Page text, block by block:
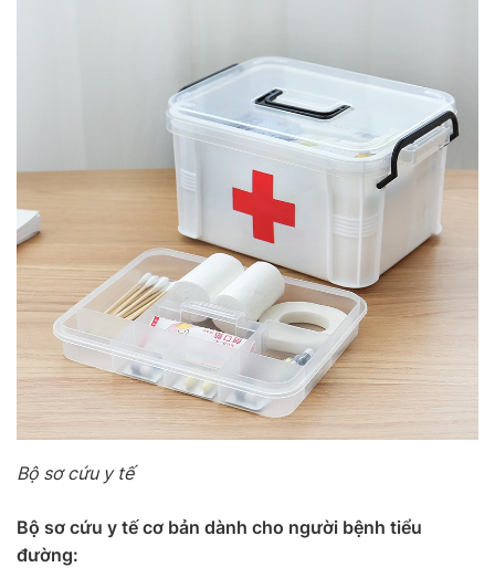
Bộ sơ cứu y tế
Bộ sơ cứu y tế cơ bản dành cho người bệnh tiểu
đường: